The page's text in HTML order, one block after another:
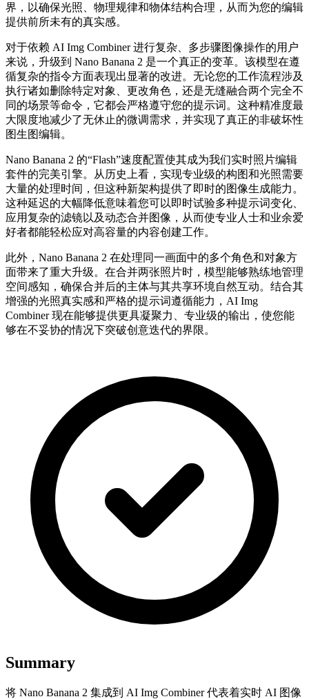
界，以确保光照、物理规律和物体结构合理，从而为您的编辑
提供前所未有的真实感。
对于依赖 AI Img Combiner 进行复杂、多步骤图像操作的用户
来说，升级到 Nano Banana 2 是一个真正的变革。该模型在遵
循复杂的指令方面表现出显著的改进。无论您的工作流程涉及
执行诸如删除特定对象、更改角色，还是无缝融合两个完全不
同的场景等命令，它都会严格遵守您的提示词。这种精准度最
大限度地减少了无休止的微调需求，并实现了真正的非破坏性
图生图编辑。
Nano Banana 2 的“Flash”速度配置使其成为我们实时照片编辑
套件的完美引擎。从历史上看，实现专业级的构图和光照需要
大量的处理时间，但这种新架构提供了即时的图像生成能力。
这种延迟的大幅降低意味着您可以即时试验多种提示词变化、
应用复杂的滤镜以及动态合并图像，从而使专业人士和业余爱
好者都能轻松应对高容量的内容创建工作。
此外，Nano Banana 2 在处理同一画面中的多个角色和对象方
面带来了重大升级。在合并两张照片时，模型能够熟练地管理
空间感知，确保合并后的主体与其共享环境自然互动。结合其
增强的光照真实感和严格的提示词遵循能力，AI Img
Combiner 现在能够提供更具凝聚力、专业级的输出，使您能
够在不妥协的情况下突破创意迭代的界限。
Summary
将 Nano Banana 2 集成到 AI Img Combiner 代表着实时 AI 图像